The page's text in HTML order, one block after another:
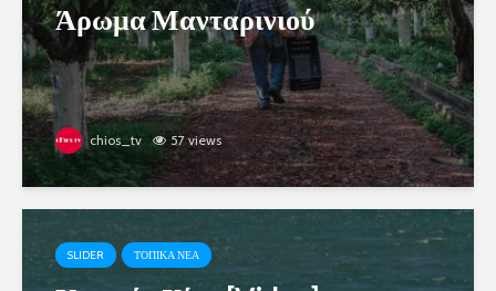
Άρωμα Μανταρινιού
chios_tv 57 views
SLIDER ΤΟΠΙΚΑ ΝΕΑ